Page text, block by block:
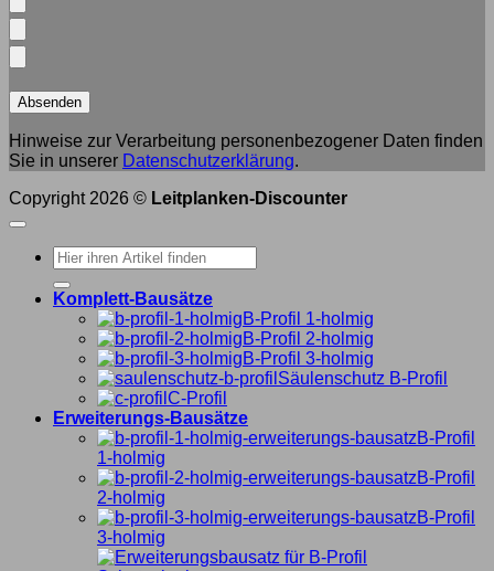
Hinweise zur Verarbeitung personenbezogener Daten finden
Sie in unserer Datenschutzerklärung.
Copyright 2026 © Leitplanken-Discounter
Suche
nach:
Komplett-Bausätze
B-Profil 1-holmig
B-Profil 2-holmig
B-Profil 3-holmig
Säulenschutz B-Profil
C-Profil
Erweiterungs-Bausätze
B-Profil
1-holmig
B-Profil
2-holmig
B-Profil
3-holmig